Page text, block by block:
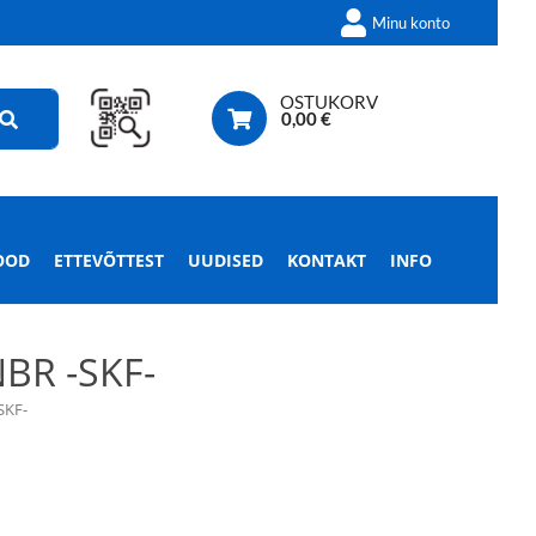
Minu konto
OSTUKORV
0,00€
ETTEVÕTTEST UUDISED KONTAKT INFO
-SKF-